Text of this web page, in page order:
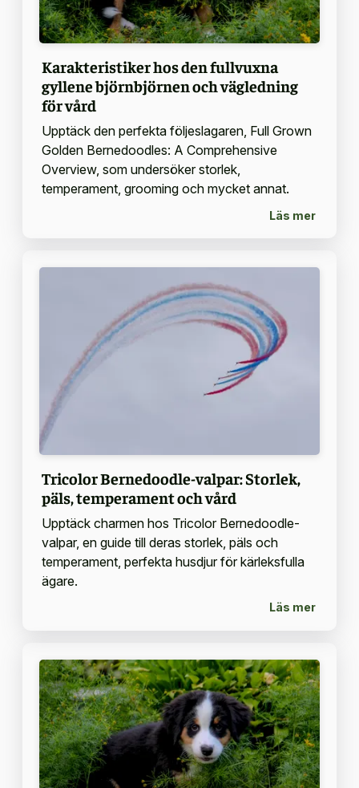
Karakteristiker hos den fullvuxna
gyllene björnbjörnen och vägledning
för vård
Upptäck den perfekta följeslagaren, Full Grown
Golden Bernedoodles: A Comprehensive
Overview, som undersöker storlek,
temperament, grooming och mycket annat.
Läs mer
Tricolor Bernedoodle-valpar: Storlek,
päls, temperament och vård
Upptäck charmen hos Tricolor Bernedoodle-
valpar, en guide till deras storlek, päls och
temperament, perfekta husdjur för kärleksfulla
ägare.
Läs mer